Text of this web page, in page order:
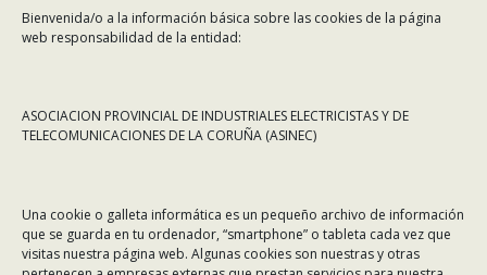
Bienvenida/o a la información básica sobre las cookies de la página
web responsabilidad de la entidad:
ASOCIACION PROVINCIAL DE INDUSTRIALES ELECTRICISTAS Y DE
TELECOMUNICACIONES DE LA CORUÑA (ASINEC)
Una cookie o galleta informática es un pequeño archivo de información
que se guarda en tu ordenador, “smartphone” o tableta cada vez que
visitas nuestra página web. Algunas cookies son nuestras y otras
Dirección: Rafael Alberti 7, 1º C-D. 15008 A Coruña
Teléfono: 981 299 710